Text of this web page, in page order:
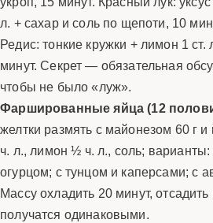
л. + сахар и соль по щепоти, 10
Редис: тонкие кружки + лимон 1
минут. Секрет — обязательная
чтобы не было «луж».
Фаршированные яйца (12
желтки размять с майонезом 60 г
ч. л., лимон ½ ч. л., соль;
огурцом; с тунцом и каперсами; с
Массу охладить 20 минут,
получатся одинаковыми.